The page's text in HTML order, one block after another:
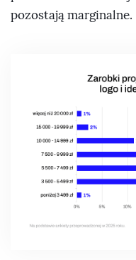
pozostają marginalne.